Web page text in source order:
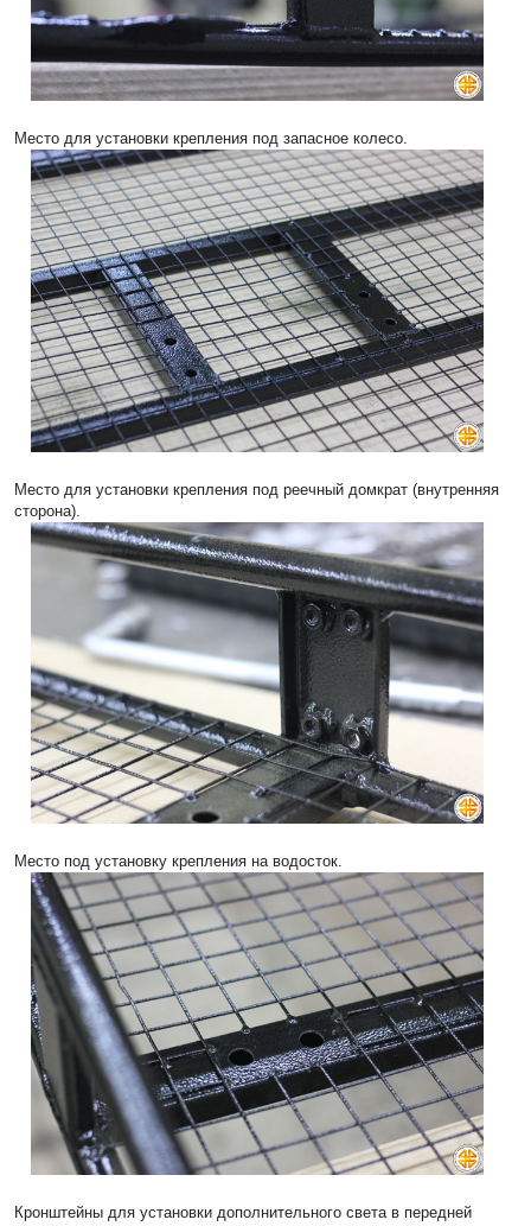
Место для установки крепления под запасное колесо.
Место для установки крепления под реечный домкрат (внутренняя
сторона).
Место под установку крепления на водосток.
Кронштейны для установки дополнительного света в передней